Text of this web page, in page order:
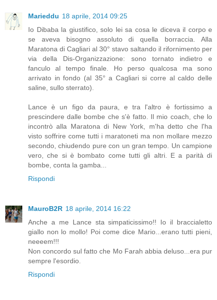
Marieddu 18 aprile, 2014 09:25
Io Dibaba la giustifico, solo lei sa cosa le diceva il corpo e
se aveva bisogno assoluto di quella borraccia. Alla
Maratona di Cagliari al 30° stavo saltando il rifornimento per
via della Dis-Organizzazione: sono tornato indietro e
fanculo al tempo finale. Ho perso qualcosa ma sono
arrivato in fondo (al 35° a Cagliari si corre al caldo delle
saline, sullo sterrato).
Lance è un figo da paura, e tra l'altro è fortissimo a
prescindere dalle bombe che s'è fatto. Il mio coach, che lo
incontrò alla Maratona di New York, m'ha detto che l'ha
visto soffrire come tutti i maratoneti ma non mollare mezzo
secondo, chiudendo pure con un gran tempo. Un campione
vero, che si è bombato come tutti gli altri. E a parità di
bombe, conta la gamba...
Rispondi
MauroB2R 18 aprile, 2014 16:22
Anche a me Lance sta simpaticissimo!! Io il braccialetto
giallo non lo mollo! Poi come dice Mario...erano tutti pieni,
neeeem!!!
Non concordo sul fatto che Mo Farah abbia deluso...era pur
sempre l'esordio.
Rispondi